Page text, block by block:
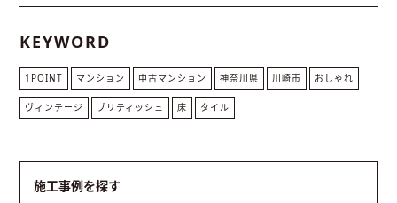
KEYWORD
1POINT マンション 中古マンション 神奈川県 川崎市 おしゃれ
ヴィンテージ ブリティッシュ 床 タイル
施工事例を探す